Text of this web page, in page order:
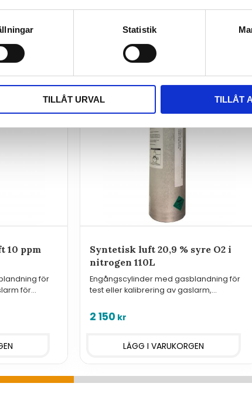
Statistik
TILLÅT URVAL TILLÅT
10 ppm
för
för
Syntetisk luft 20,9 % syre O2 i
nitrogen 110L
Engångscylinder med gasblandning för
test eller kalibrering av gaslarm,
nollkalibrering av övriga.
2 150 kr